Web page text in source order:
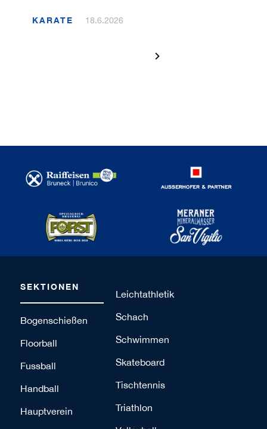
KARATE 18.6.2026
SEKTIONEN
Bogenschießen
Floorball
Fussball
Handball
Hauptverein
Leichtathletik
Schach
Schwimmen
Skateboard
Tischtennis
Triathlon